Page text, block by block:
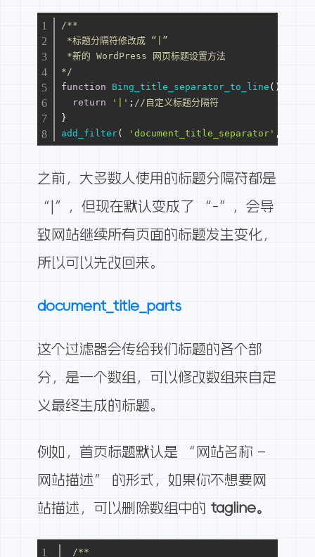
/**
*标题分隔符修改成 “|”
*新的 WordPress 网页标题设置方法
*/
function
Bing_title_separator_to_line ( )
return
'|' ; //自定义标题分隔符
}
add_filter( 'document_title_separator' ,
之前，大多数人使用的标题分隔符都是
“|”，但现在默认变成了 “-”，会导
致网站继续所有页面的标题发生变化，
所以可以先改回来。
document_title_parts
这个过滤器会传给我们标题的各个部
分，是一个数组，可以修改数组来自定
义最终生成的标题。
例如，首页标题默认是 “网站名称 –
网站描述” 的形式，如果你不想要网
站描述，可以删除数组中的 tagline。
/**